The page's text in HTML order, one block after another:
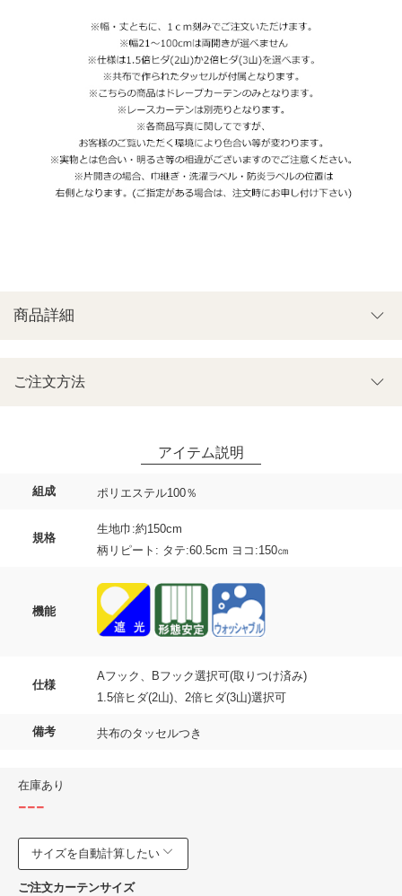
組成 ポリエステル100％
規格
生地巾:約150cm
柄リピート: タテ:60.5cm ヨコ:150㎝
機能
仕様
Aフック、Bフック選択可(取りつけ済み)
1.5倍ヒダ(2山)、2倍ヒダ(3山)選択可
備考 共布のタッセルつき
在庫あり
---
サイズを自動計算したい
ご注文カーテンサイズ
ご注文方法
商品詳細